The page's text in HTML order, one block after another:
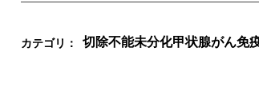
カテゴリ： 切除不能未分化甲状腺がん免